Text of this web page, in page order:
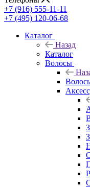
+7 (916) 555-11-11
+7 (495) 120-06-68
Каталог
Назад
Каталог
Волосы